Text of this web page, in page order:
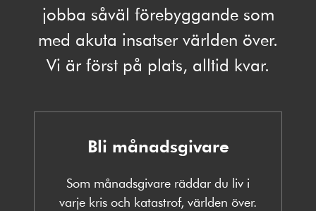
jobba såväl förebyggande som
med akuta insatser världen över.
Vi är först på plats, alltid kvar.
Bli månadsgivare
Som månadsgivare räddar du liv i
varje kris och katastrof, världen över.